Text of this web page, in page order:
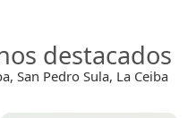
destacados
San Pedro Sula, La Ceiba